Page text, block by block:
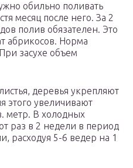
обильно поливать
месяц после него. За 2
полив обязателен. Это
абрикосов. Норма
засухе объем
деревья укрепляют
этого увеличивают
метр. В холодных
раз в 2 недели в период
расходуя 5-6 ведер на 1